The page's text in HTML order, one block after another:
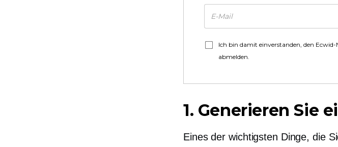
Ich bin damit einverstanden, den
abmelden.
1. Generieren Sie
Eines der wichtigsten Dinge, die